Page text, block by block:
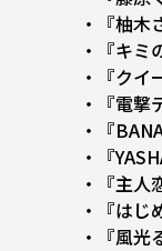
・『柚木
・『キミ
・『クイ
・『電撃
・『
・『
・『主人
・『はじ
・『風光